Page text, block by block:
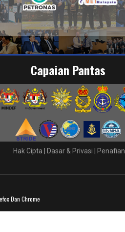
Capaian Pantas
Hak Cipta Dasar & Privasi Penafian
Dan Chrome